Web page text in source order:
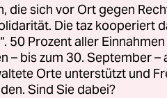
platformdan kaldırıldı.
programına katılan bir
sözleri nedeniyle
Ben de iyi bir biranın
die sich vor Ort gegen
Die taz kooperiert
50 Prozent aller
– bis zum 30. September –
Orte unterstützt und
Sind Sie dabei?